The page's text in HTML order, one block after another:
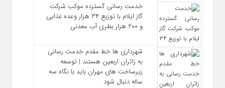
خدمت رسانی گسترده موکب شرکت
گاز ایلام با توزیع ۳۴ هزار وعده غذایی
و ۲۰۰ هزار بطری آب معدنی
شهرداری‌ ها خط مقدم خدمت ‌رسانی
به زائران اربعین هستند | توسعه
زیرساخت ‌های مهران باید با نگاه سه‌
ساله دنبال شود